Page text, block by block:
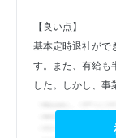
【良い点】
基本定時退社がで
す。また、有給も
した。しかし、事